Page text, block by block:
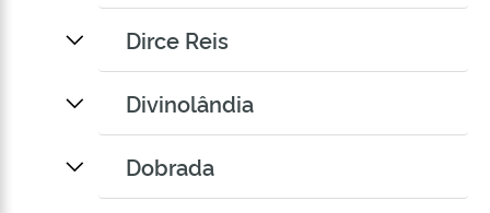
Dirce Reis
Divinolândia
Dobrada